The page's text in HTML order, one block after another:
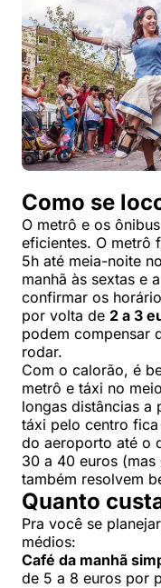
Como se
O metrô e os
eficientes. O metrô
5h até meia-noite
manhã às sextas e
confirmar os
por volta de 2 a 3
podem compensar
rodar.
Com o calorão, é
metrô e táxi no
longas distâncias a
táxi pelo centro
do aeroporto até o
30 a 40 euros
também resolvem
Quanto
Pra você se
médios:
Café da manhã
de 5 a 8 euros por